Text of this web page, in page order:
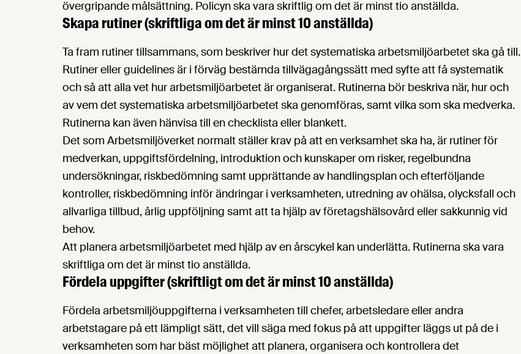
övergripande målsättning. Policyn ska vara skriftlig om det är minst tio anställda.
Skapa rutiner (skriftliga om det är minst 10 anställda)
Ta fram rutiner tillsammans, som beskriver hur det systematiska arbetsmiljöarbetet ska gå till.
Rutiner eller guidelines är i förväg bestämda tillvägagångssätt med syfte att få systematik
och så att alla vet hur arbetsmiljöarbetet är organiserat. Rutinerna bör beskriva när, hur och
av vem det systematiska arbetsmiljöarbetet ska genomföras, samt vilka som ska medverka.
Rutinerna kan även hänvisa till en checklista eller blankett.
Det som Arbetsmiljöverket normalt ställer krav på att en verksamhet ska ha, är rutiner för
medverkan, uppgiftsfördelning, introduktion och kunskaper om risker, regelbundna
undersökningar, riskbedömning samt upprättande av handlingsplan och efterföljande
kontroller, riskbedömning inför ändringar i verksamheten, utredning av ohälsa, olycksfall och
allvarliga tillbud, årlig uppföljning samt att ta hjälp av företagshälsovård eller sakkunnig vid
behov.
Att planera arbetsmiljöarbetet med hjälp av en årscykel kan underlätta. Rutinerna ska vara
skriftliga om det är minst tio anställda.
Fördela uppgifter (skriftligt om det är minst 10 anställda)
Fördela arbetsmiljöuppgifterna i verksamheten till chefer, arbetsledare eller andra
arbetstagare på ett lämpligt sätt, det vill säga med fokus på att uppgifter läggs ut på de i
verksamheten som har bäst möjlighet att planera, organisera och kontrollera det